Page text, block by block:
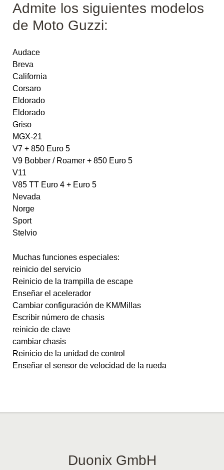
Admite los siguientes modelos
de Moto Guzzi:
Audace
Breva
California
Corsaro
Eldorado
Eldorado
Griso
MGX-21
V7 + 850 Euro 5
V9 Bobber / Roamer + 850 Euro 5
V11
V85 TT Euro 4 + Euro 5
Nevada
Norge
Sport
Stelvio
Muchas funciones especiales:
reinicio del servicio
Reinicio de la trampilla de escape
Enseñar el acelerador
Cambiar configuración de KM/Millas
Escribir número de chasis
reinicio de clave
cambiar chasis
Reinicio de la unidad de control
Enseñar el sensor de velocidad de la rueda
Duonix GmbH